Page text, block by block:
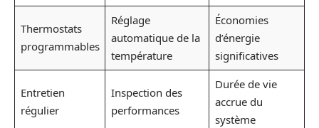
Thermostats
programmables
Réglage
automatique de la
température
Économies
d’énergie
significatives
Entretien
régulier
Inspection des
performances
Durée de vie
accrue du
système